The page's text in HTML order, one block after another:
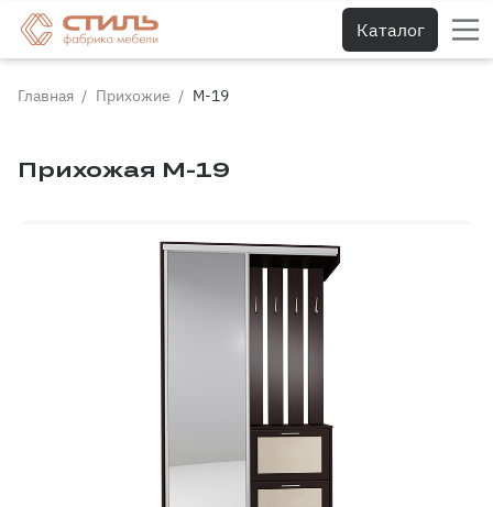
Каталог
Главная Прихожие М-19
Прихожая М-19